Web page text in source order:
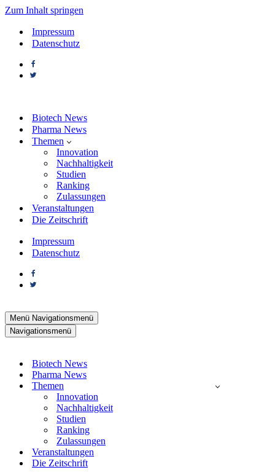
Zum Inhalt springen
Impressum
Datenschutz
Biotech News
Pharma News
Themen
Innovation
Nachhaltigkeit
Studien
Ranking
Zulassungen
Veranstaltungen
Die Zeitschrift
Impressum
Datenschutz
Menü Navigationsmenü
Navigationsmenü
Biotech News
Pharma News
Themen
Innovation
Nachhaltigkeit
Studien
Ranking
Zulassungen
Veranstaltungen
Die Zeitschrift